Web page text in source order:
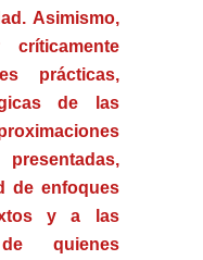
Asimismo,
críticamente
prácticas,
de las
de enfoques
y a las
quienes